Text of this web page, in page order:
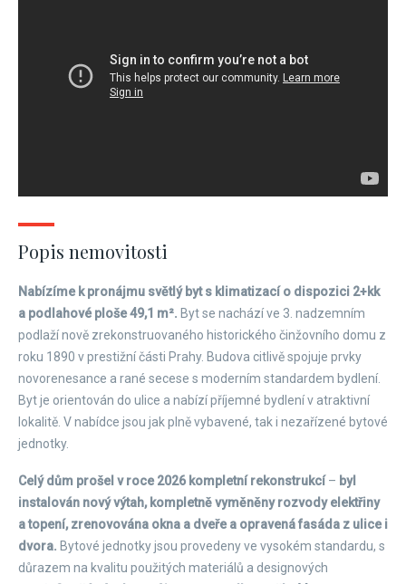
Popis nemovitosti
Nabízíme k pronájmu světlý byt s klimatizací o dispozici 2+kk
a podlahové ploše 49,1 m². Byt se nachází ve 3. nadzemním
podlaží nově zrekonstruovaného historického činžovního domu z
roku 1890 v prestižní části Prahy. Budova citlivě spojuje prvky
novorenesance a rané secese s moderním standardem bydlení.
Byt je orientován do ulice a nabízí příjemné bydlení v atraktivní
lokalitě. V nabídce jsou jak plně vybavené, tak i nezařízené bytové
jednotky.
Celý dům prošel v roce 2026 kompletní rekonstrukcí– byl
instalován nový výtah, kompletně vyměněny rozvody elektřiny
a topení, zrenovována okna a dveře a opravená fasáda z ulice i
dvora. Bytové jednotky jsou provedeny ve vysokém standardu, s
důrazem na kvalitu použitých materiálů a designových